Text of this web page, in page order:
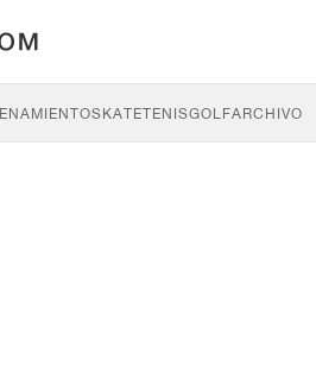
SKATETENISGOLFARCHIVO